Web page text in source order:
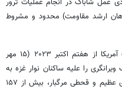
ارشد مقاومت) محدود و مشروط
به گزارش ایرنا، رژیم صهیونیستی با حمایت آمریکا از هفتم اکتبر ۲۰۲۳ (۱۵ مهر
ژانویه ۲۰۲۵ (۳۰ دی ۱۴۰۳) جنگ ویرانگری را علیه ساکنان نوار غزه به
راه انداخت که بر اثر آن، افزون بر ویرانی‌های عظیم و قحطی مرگبار، بیش از ۱۵۷